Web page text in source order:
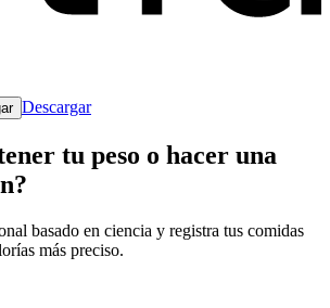
Descargar
tu peso o hacer una
basado en ciencia y registra tus comidas
más preciso.